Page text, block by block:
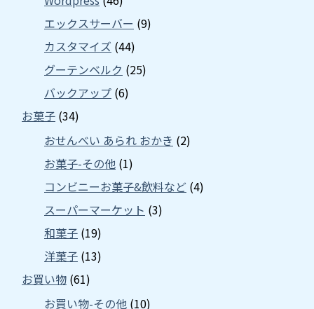
エックスサーバー (9)
カスタマイズ (44)
グーテンベルク (25)
バックアップ (6)
お菓子 (34)
おせんべい あられ おかき (2)
お菓子-その他 (1)
コンビニーお菓子&飲料など (4)
スーパーマーケット (3)
和菓子 (19)
洋菓子 (13)
お買い物 (61)
お買い物-その他 (10)